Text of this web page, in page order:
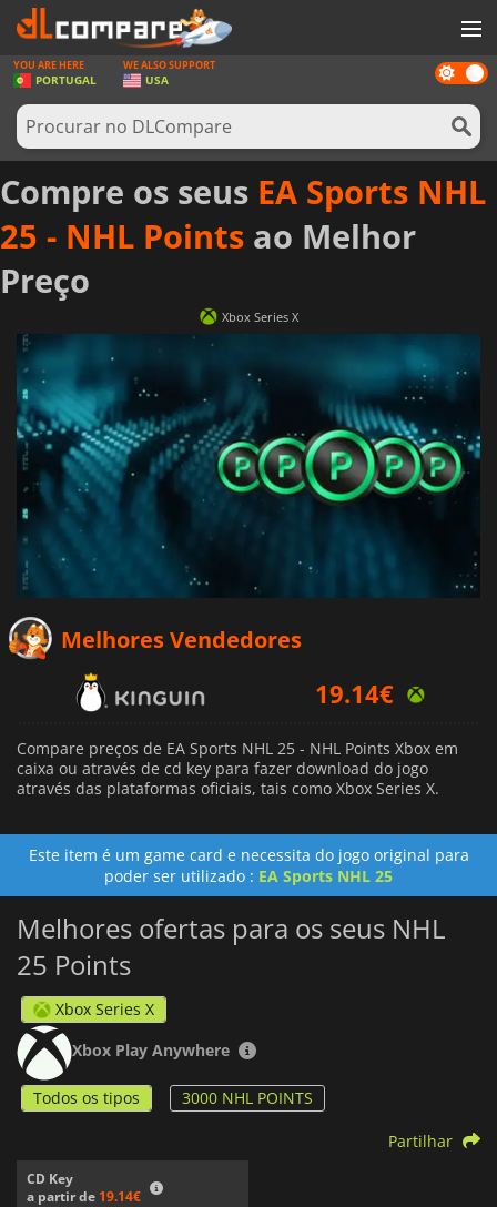
JOGOS
GAME CARDS
SOFTWARE
REWARDS
HARDWARE
NOTÍCIAS
ENTRAR OU REGISTAR
Dark
mode
YOU ARE HERE
PORTUGAL
WE ALSO SUPPORT
USA
Compre os seus EA Sports NHL
25 - NHL Points ao Melhor
Preço
Xbox Series X
Melhores Vendedores
19.14€
19.60€
21.96€
Compare preços de EA Sports NHL 25 - NHL Points Xbox em
caixa ou através de cd key para fazer download do jogo
através das plataformas oficiais, tais como Xbox Series X.
Este item é um game card e necessita do jogo original para
poder ser utilizado : EA Sports NHL 25
Melhores ofertas para os seus NHL
25 Points
Xbox Series X
Xbox Play Anywhere
Todos os tipos 3000 NHL POINTS
CD Key
a partir de 19.14€
Partilhar